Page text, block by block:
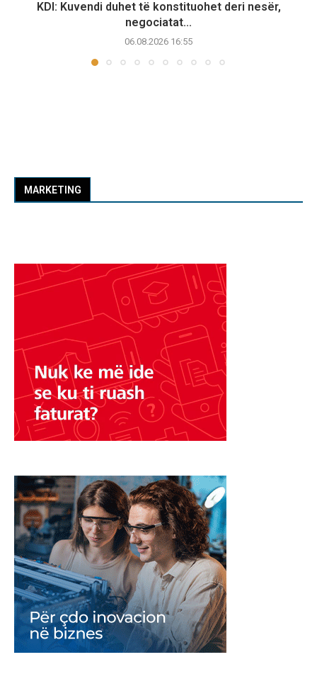
KDI: Kuvendi duhet të konstituohet deri nesër,
negociatat...
06.08.2026 16:55
MARKETING